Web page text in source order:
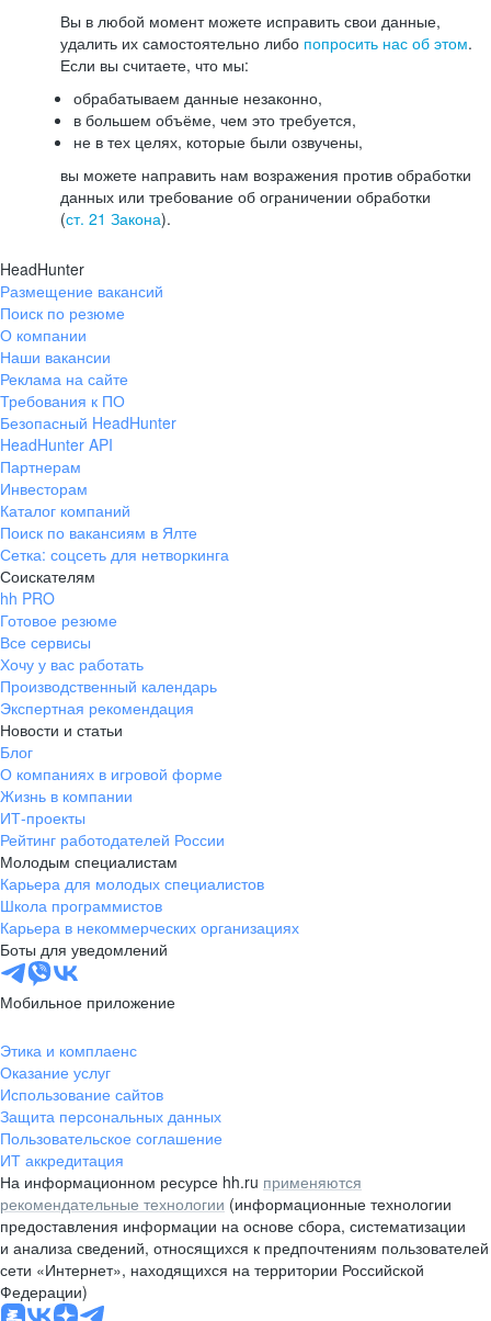
Вы в любой момент можете исправить свои данные,
удалить их самостоятельно либо попросить нас об этом.
Если вы считаете, что мы:
обрабатываем данные незаконно,
в большем объёме, чем это требуется,
не в тех целях, которые были озвучены,
вы можете направить нам возражения против обработки
данных или требование об ограничении обработки
(ст. 21 Закона).
HeadHunter
Размещение вакансий
Поиск по резюме
О компании
Наши вакансии
Реклама на сайте
Требования к ПО
Безопасный HeadHunter
HeadHunter API
Партнерам
Инвесторам
Каталог компаний
Поиск по вакансиям в Ялте
Сетка: соцсеть для нетворкинга
Соискателям
hh PRO
Готовое резюме
Все сервисы
Хочу у вас работать
Производственный календарь
Экспертная рекомендация
Новости и статьи
Блог
О компаниях в игровой форме
Жизнь в компании
ИТ-проекты
Рейтинг работодателей России
Молодым специалистам
Карьера для молодых специалистов
Школа программистов
Карьера в некоммерческих организациях
Боты для уведомлений
Мобильное приложение
Этика и комплаенс
Оказание услуг
Использование сайтов
Защита персональных данных
Пользовательское соглашение
ИТ аккредитация
На информационном ресурсе hh.ru применяются
рекомендательные технологии (информационные технологии
предоставления информации на основе сбора, систематизации
и анализа сведений, относящихся к предпочтениям пользователей
сети «Интернет», находящихся на территории Российской
Федерации)